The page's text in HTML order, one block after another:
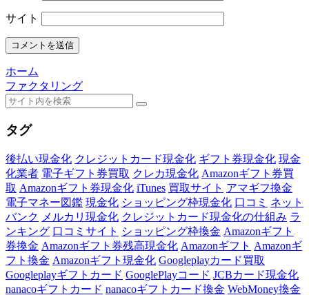
サイト
ホーム
ファクタリング
タグ
後払い現金化 クレジットカード現金化 ギフト券現金化 現金
化業者 電子ギフト券買取 クレカ現金化 Amazonギフト券買
取 Amazonギフト券現金化 iTunes 買取サイト アマギフ換金
電子マネー図鑑 現金化 ショッピング枠現金化 口コミ ネット
バンク メルカリ現金化 クレジットカード現金化の仕組み ラ
ンキング 口コミサイト ショッピング枠換金 Amazonギフト
券換金 Amazonギフト券残高現金化 Amazonギフト Amazonギ
フト換金 Amazonギフト現金化 Googleplayカード買取
Googleplayギフトカード GooglePlayコード JCBカード現金化
nanacoギフトカード nanacoギフトカード換金 WebMoney換金